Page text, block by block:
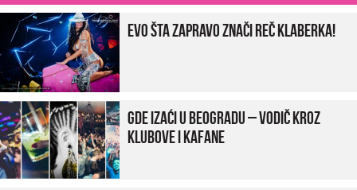
Evo šta zapravo znači reč klaberka!
Gde izaći u Beogradu – vodič kroz
klubove i kafane